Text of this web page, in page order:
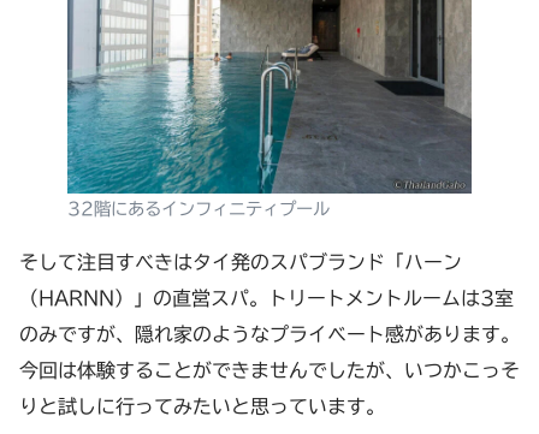
32階にあるインフィニティプール
そして注目すべきはタイ発のスパブランド「ハーン
（HARNN）」の直営スパ。トリートメントルームは3室
のみですが、隠れ家のようなプライベート感があります。
今回は体験することができませんでしたが、いつかこっそ
りと試しに行ってみたいと思っています。